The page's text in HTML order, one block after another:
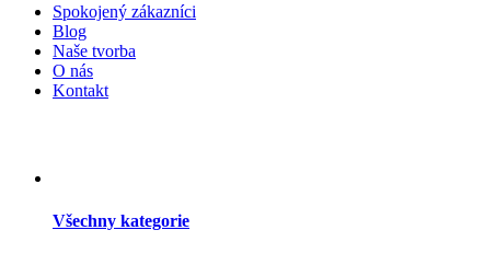
Spokojený zákazníci
Blog
Naše tvorba
O nás
Kontakt
Všechny kategorie